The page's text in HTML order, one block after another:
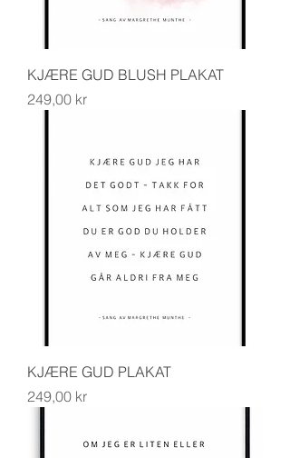
KJÆRE GUD BLUSH PLAKAT
Pris
249,00 kr
KJÆRE GUD PLAKAT
Pris
249,00 kr